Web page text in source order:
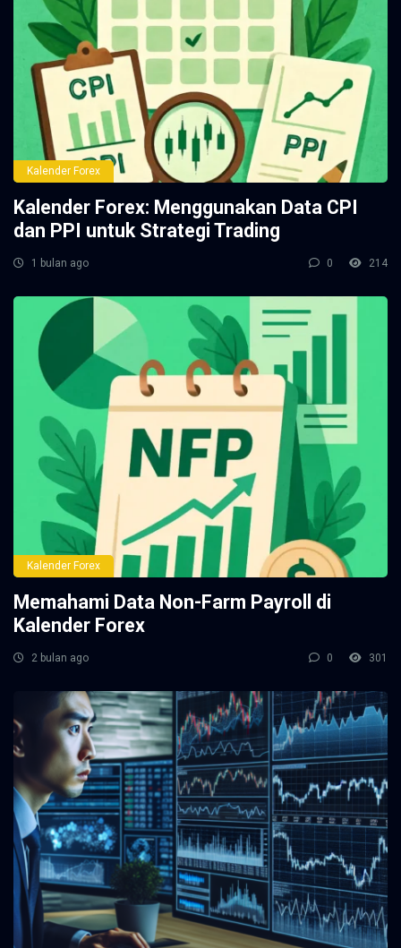
Kalender Forex
Kalender Forex: Menggunakan Data CPI
dan PPI untuk Strategi Trading
1 bulan ago 0 214
Kalender Forex
Memahami Data Non-Farm Payroll di
Kalender Forex
2 bulan ago 0 301